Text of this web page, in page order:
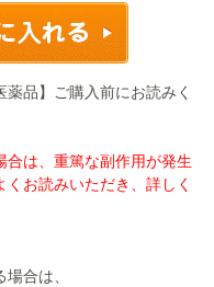
品】ご購入前にお読みく
は、重篤な副作用が発生
お読みいただき、詳しく
合は、